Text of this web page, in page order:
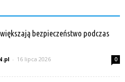
bezpieczeństwo podczas
- 16 lipca 2026 0